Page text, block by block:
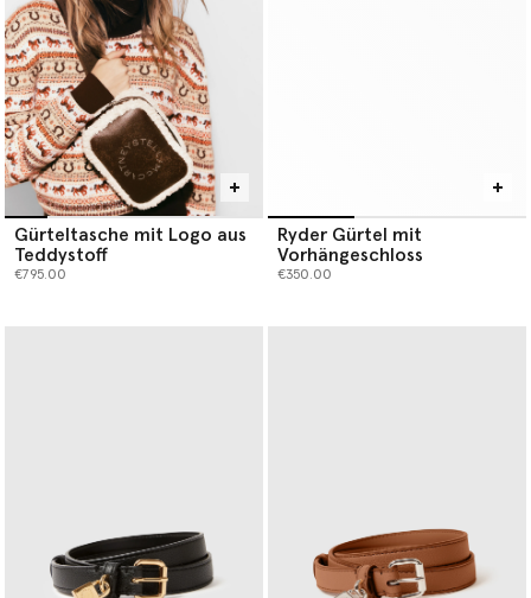
Gürteltasche mit Logo aus
Teddystoff
€795.00
Ryder Gürtel mit
Vorhängeschloss
€350.00